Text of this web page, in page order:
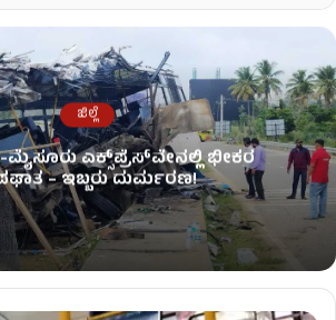
ಜಿಲ್ಲೆ
ಎಕ್ಸ್‌ಪ್ರೆಸ್‌ವೇನಲ್ಲಿ ಭೀಕರ
– ಇಬ್ಬರು ದುರ್ಮರಣ!